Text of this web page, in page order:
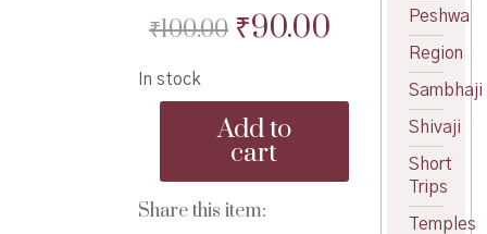
₹100.00 Original
was:
₹100.00.
₹90.00Current
is:
₹90.00.
In stock
Prarambh
-
Add to
cart
Share this item:
Peshwa
Region
Sambhaji
Shivaji
Short
Trips
Temples